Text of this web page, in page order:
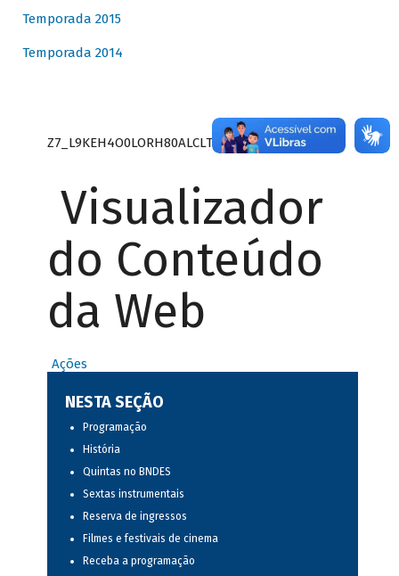
Temporada 2015
Temporada 2014
Z7_L9KEH4O0LORH80ALCLTPF80S27
Visualizador
do Conteúdo
da Web
Ações
NESTA SEÇÃO
Programação
História
Quintas no BNDES
Sextas instrumentais
Reserva de ingressos
Filmes e festivais de cinema
Receba a programação